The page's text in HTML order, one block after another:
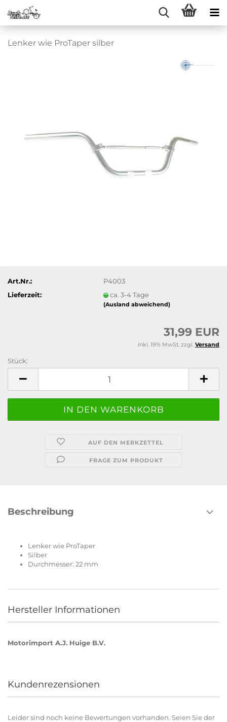
Lenker wie ProTaper silber
Art.Nr.:
P4003
Lieferzeit:
ca. 3-4 Tage
(Ausland abweichend)
31,99 EUR
inkl. 19% MwSt. zzgl. Versand
Stück:
AUF DEN MERKZETTEL
FRAGE ZUM PRODUKT
Beschreibung
Lenker wie ProTaper
Silber
Durchmesser: 22 mm
Hersteller Informationen
Motorimport A.J. Huige B.V.
Kundenrezensionen
Leider sind noch keine Bewertungen vorhanden. Seien Sie der